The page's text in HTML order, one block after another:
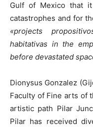
Gulf of Mexico that
catastrophes and for
«projects
habitativas in the
before devastated
Dionysus Gonzalez
Faculty of Fine arts of
artistic path Pilar
Pilar has received